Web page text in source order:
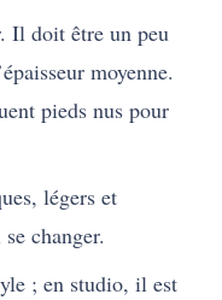
Il doit être un peu
moyenne.
pieds nus pour
légers et
changer.
; en studio, il est